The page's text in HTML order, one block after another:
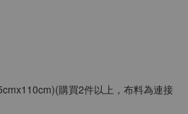
購買2件以上，布料為連接